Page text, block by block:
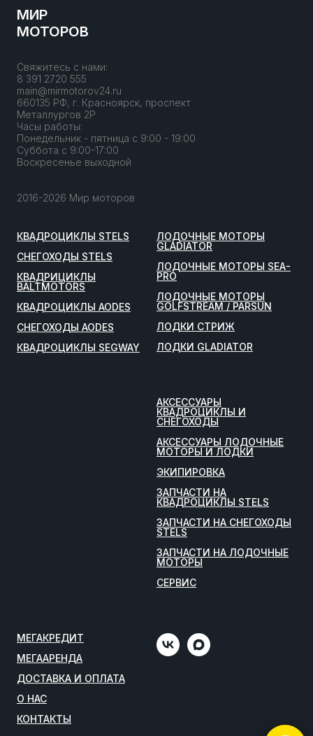
МИР
МОТОРОВ
Свяжитесь с нами:
8 391 2720 555
main@mirmotorov24.ru
660135 РФ, г. Красноярск, проспект
Металлургов 2Р
Часы работы:
Понедельник - пятница с 9:00 - 19:00
Суббота с 9:00-17:00
Воскресенье выходной
2016-2026 Мир моторов
КВАДРОЦИКЛЫ STELS
СНЕГОХОДЫ STELS
КВАДРИЦИКЛЫ
BALTMOTORS
КВАДРОЦИКЛЫ AODES
СНЕГОХОДЫ AODES
КВАДРОЦИКЛЫ SEGWAY
ЛОДОЧНЫЕ МОТОРЫ
GLADIATOR
ЛОДОЧНЫЕ МОТОРЫ SEA-
PRO
ЛОДОЧНЫЕ МОТОРЫ
GOLFSTREAM / PARSUN
ЛОДКИ СТРИЖ
ЛОДКИ GLADIATOR
АКСЕССУАРЫ
КВАДРОЦИКЛЫ И
СНЕГОХОДЫ
АКСЕССУАРЫ ЛОДОЧНЫЕ
МОТОРЫ И ЛОДКИ
ЭКИПИРОВКА
ЗАПЧАСТИ НА
КВАДРОЦИКЛЫ STELS
ЗАПЧАСТИ НА СНЕГОХОДЫ
STELS
ЗАПЧАСТИ НА ЛОДОЧНЫЕ
МОТОРЫ
СЕРВИС
МЕГАКРЕДИТ
МЕГААРЕНДА
ДОСТАВКА И ОПЛАТА
О НАС
КОНТАКТЫ